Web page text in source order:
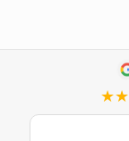
★★